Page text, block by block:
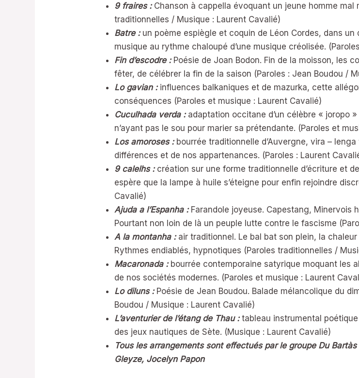
9 fraires : Chanson à cappella évoquant un jeune homme mal
traditionnelles / Musique : Laurent Cavalié)
Batre :un poème espiègle et coquin de Léon Cordes, dans
musique au rythme chaloupé d’une musique créolisée.
Fin d’escodre : Poésie de Joan Bodon. Fin de la moisson, les
fêter, de célébrer la fin de la saison (Paroles : Jean Boudou /
Lo gavian : influences balkaniques et de mazurka, cette
conséquences (Paroles et musique : Laurent Cavalié)
Cuculhada verda : adaptation occitane d’un célèbre « joropo
n’ayant pas le sou pour marier sa prétendante. (Paroles et
Los amoroses : bourrée traditionnelle d’Auvergne, vira –
différences et de nos appartenances. (Paroles : Laurent
9 calelhs : création sur une forme traditionnelle d’écriture et
espère que la lampe à huile s’éteigne pour enfin rejoindre
Cavalié)
Ajuda a l’Espanha :Farandole joyeuse. Capestang, Minervois
Pourtant non loin de là un peuple lutte contre le fascisme
A la montanha :air traditionnel. Le bal bat son plein, la
Rythmes endiablés, hypnotiques (Paroles traditionnelles /
Macaronada : bourrée contemporaine satyrique moquant les
de nos sociétés modernes. (Paroles et musique : Laurent
Lo diluns : Poésie de Jean Boudou. Balade mélancolique du
Boudou / Musique : Laurent Cavalié)
L’aventurier de l’étang de Thau : tableau instrumental
des jeux nautiques de Sète. (Musique : Laurent Cavalié)
Tous les arrangements sont effectués par le groupe Du Bartàs
Gleyze, Jocelyn Papon